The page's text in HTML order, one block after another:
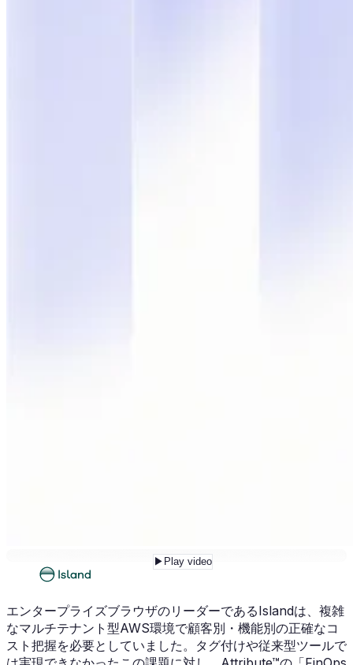
▶ Play video
エンタープライズブラウザのリーダーであるIslandは、複雑
なマルチテナント型AWS環境で顧客別・機能別の正確なコ
スト把握を必要としていました。タグ付けや従来型ツールで